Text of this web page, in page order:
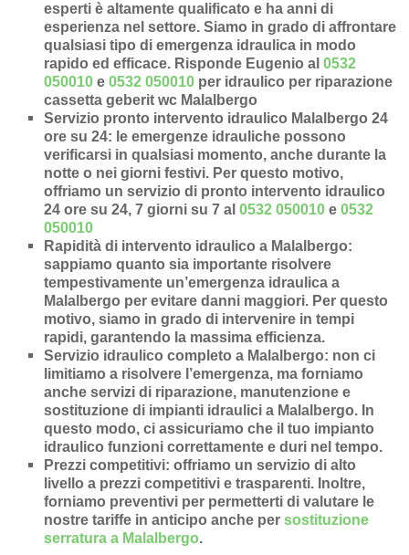
esperti è altamente qualificato e ha anni di
esperienza nel settore. Siamo in grado di affrontare
qualsiasi tipo di emergenza idraulica in modo
rapido ed efficace. Risponde Eugenio al0532
050010 e0532 050010 per idraulico per riparazione
cassetta geberit wc Malalbergo
Servizio pronto intervento idraulico Malalbergo 24
ore su 24: le emergenze idrauliche possono
verificarsi in qualsiasi momento, anche durante la
notte o nei giorni festivi. Per questo motivo,
offriamo un servizio di pronto intervento idraulico
24 ore su 24, 7 giorni su 7 al0532 050010 e0532
050010
Rapidità di intervento idraulico a Malalbergo:
sappiamo quanto sia importante risolvere
tempestivamente un’emergenza idraulica a
Malalbergo per evitare danni maggiori. Per questo
motivo, siamo in grado di intervenire intempi
rapidi, garantendo la massima efficienza.
Servizio idraulico completo a Malalbergo: non ci
limitiamo a risolvere l’emergenza, ma forniamo
ancheservizi di riparazione, manutenzione e
sostituzione di impianti idraulici a Malalbergo. In
questo modo, ci assicuriamo che il tuo impianto
idraulico funzioni correttamente e duri nel tempo.
Prezzi competitivi: offriamo unservizio di alto
livello a prezzi competitivi e trasparenti. Inoltre,
forniamo preventivi per permetterti di valutare le
nostre tariffe in anticipo anche persostituzione
serratura a Malalbergo.